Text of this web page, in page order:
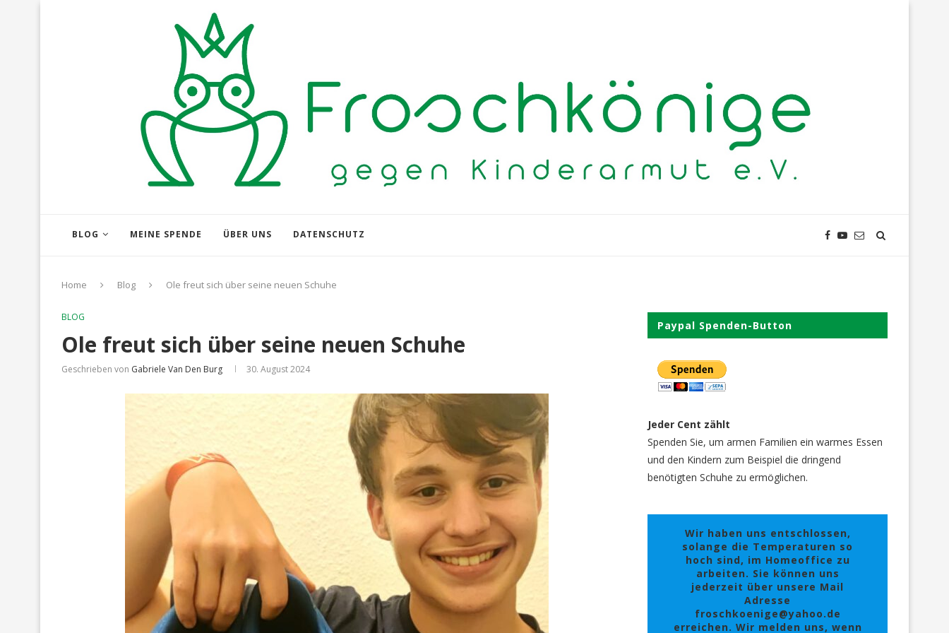
BLOG MEINE SPENDE ÜBER UNS DATENSCHUTZ
Home Blog Ole freut sich über seine neuen Schuhe
BLOG
Ole freut sich über seine neuen Schuhe
Geschrieben von Gabriele Van Den Burg 30. August 2024
Paypal Spenden-Button
Jeder Cent zählt
Spenden Sie, um armen Familien ein warmes Essen
und den Kindern zum Beispiel die dringend
benötigten Schuhe zu ermöglichen.
Wir haben uns entschlossen,
solange die Temperaturen so
hoch sind, im Homeoffice zu
arbeiten. Sie können uns
jederzeit über unsere Mail
Adresse
froschkoenige@yahoo.de
erreichen. Wir melden uns, wenn